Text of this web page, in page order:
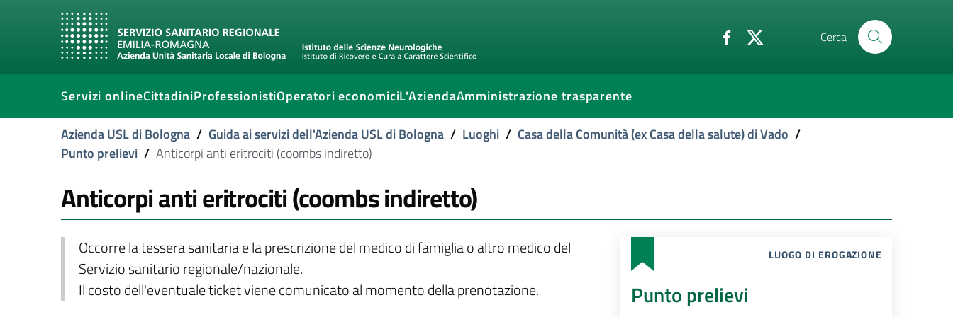
Cerca
Servizi onlineCittadiniProfessionistiOperatori economiciL'AziendaAmministrazione trasparente
Azienda USL di Bologna / Guida ai servizi dell'Azienda USL di Bologna / Luoghi / Casa della Comunità (ex Casa della salute) di Vado /
Punto prelievi / Anticorpi anti eritrociti (coombs indiretto)
Anticorpi anti eritrociti (coombs indiretto)
Occorre la tessera sanitaria e la prescrizione del medico di famiglia o altro medico del
Servizio sanitario regionale/nazionale.
Il costo dell'eventuale ticket viene comunicato al momento della prenotazione.
LUOGO DI EROGAZIONE
Punto prelievi